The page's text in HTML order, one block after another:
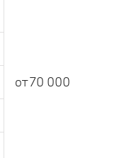
от 70 000